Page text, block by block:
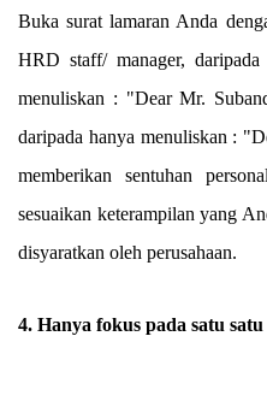
Buka surat lamaran Anda
HRD staff/ manager,
menuliskan : "Dear Mr.
daripada hanya menuliskan :
memberikan sentuhan
sesuaikan keterampilan yang
disyaratkan oleh perusahaan.
4. Hanya fokus pada satu